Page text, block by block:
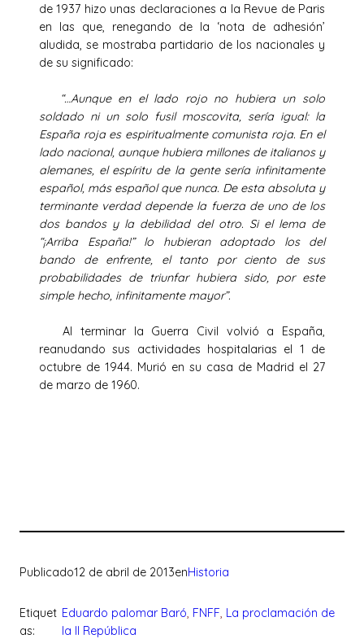
de 1937 hizo unas declaraciones a la Revue de Paris
en las que, renegando de la ‘nota de adhesión’
aludida, se mostraba partidario de los nacionales y
de su significado:
“…Aunque en el lado rojo no hubiera un solo
soldado ni un solo fusil moscovita, sería igual: la
España roja es espiritualmente comunista roja. En el
lado nacional, aunque hubiera millones de italianos y
alemanes, el espíritu de la gente sería infinitamente
español, más español que nunca. De esta absoluta y
terminante verdad depende la fuerza de uno de los
dos bandos y la debilidad del otro. Si el lema de
“¡Arriba España!” lo hubieran adoptado los del
bando de enfrente, el tanto por ciento de sus
probabilidades de triunfar hubiera sido, por este
simple hecho, infinitamente mayor”.
Al terminar la Guerra Civil volvió a España,
reanudando sus actividades hospitalarias el 1 de
octubre de 1944. Murió en su casa de Madrid el 27
de marzo de 1960.
Publicado12 de abril de 2013enHistoria
Etiquet
as:
Eduardo palomar Baró, FNFF, La proclamación de
la II República